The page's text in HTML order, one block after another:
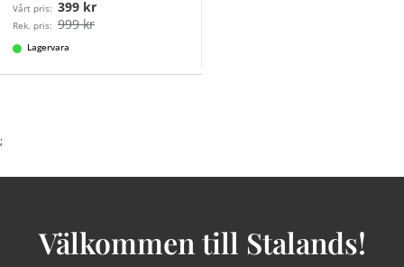
Vårt pris: 399 kr
Rek. pris: 999 kr
Lagervara
;
Välkommen till Stalands!